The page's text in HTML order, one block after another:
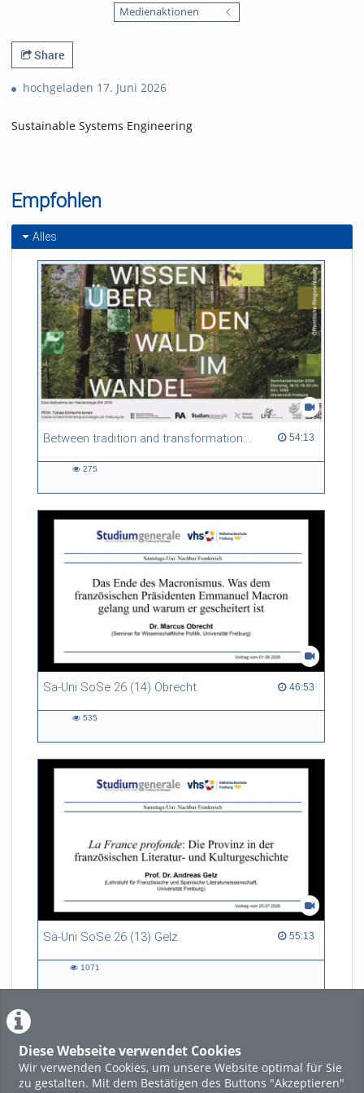
Diese Webseite verwendet Cookies
Wir verwenden Cookies, um unsere Website optimal für Sie
zu gestalten. Mit dem Bestätigen des Buttons "Akzeptieren"
Medienaktionen
Share
hochgeladen 17. Juni 2026
Sustainable Systems Engineering
Empfohlen
Alles
Between tradition and transformation: how owners, advisers and institutions co-create knowledge for resilient forests in Europe 54:13
54:13 duration
275
Sa-Uni SoSe 26 (14) Obrecht 46:53
46:53 duration
535
Sa-Uni SoSe 26 (13) Gelz 55:13
55:13 duration
1071
LADE MEHR